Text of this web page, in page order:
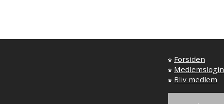
Forsiden
Medlemslogin
Bliv medlem